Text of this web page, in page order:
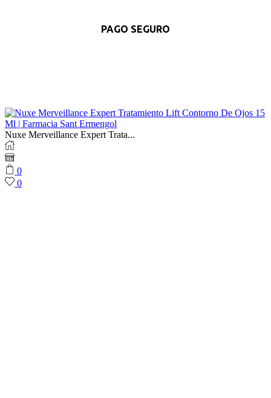
PAGO SEGURO
Nuxe Merveillance Expert Trata...
0
0